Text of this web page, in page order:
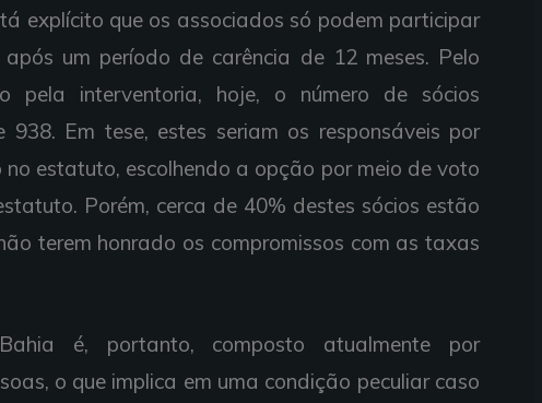
explícito que os associados só podem participar
um período de carência de 12 meses. Pelo
pela interventoria, hoje, o número de sócios
Em tese, estes seriam os responsáveis por
estatuto, escolhendo a opção por meio de voto
Porém, cerca de 40% destes sócios estão
terem honrado os compromissos com as taxas
é, portanto, composto atualmente por
o que implica em uma condição peculiar caso